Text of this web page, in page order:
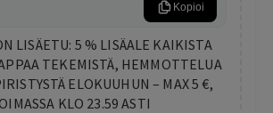
Kopioi
LISÄETU: 5 % LISÄALE KAIKISTA
TEKEMISTÄ, HEMMOTTELUA
ELOKUUHUN – MAX 5 €,
KLO 23.59 ASTI